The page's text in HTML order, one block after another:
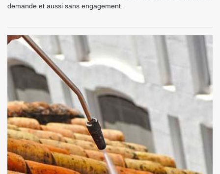
demande et aussi sans engagement.